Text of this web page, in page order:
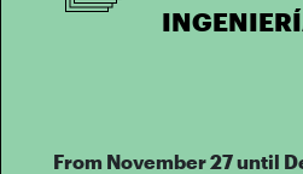
From November 27 until